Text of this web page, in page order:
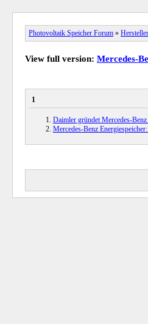
Photovoltaik Speicher Forum »
View full version: Mercedes-
1
Daimler gründet Mercedes-
Mercedes-Benz